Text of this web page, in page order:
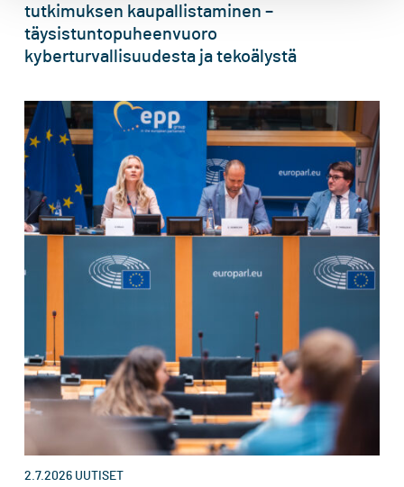
tutkimuksen kaupallistaminen –
täysistuntopuheenvuoro
kyberturvallisuudesta ja tekoälystä
2.7.2026 UUTISET